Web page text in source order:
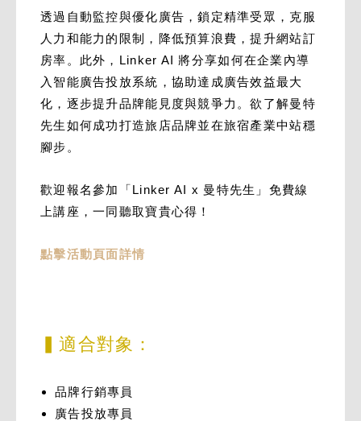
透過自動監控與優化廣告，鎖定精準受眾，克服
人力和能力的限制，降低預算浪費，提升網站訂
房率。此外，Linker AI 將分享如何在企業內導
入智能廣告投放系統，協助達成廣告效益最大
化，逐步提升品牌能見度與競爭力。欲了解曼特
先生如何成功打造旅店品牌並在旅宿產業中站穩
腳步。
歡迎報名參加「Linker AI x 曼特先生」免費線
上講座，一同聽取寶貴心得！
點擊活動頁面詳情
▍適合對象：
品牌行銷專員
廣告投放專員